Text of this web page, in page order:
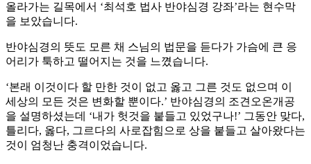
올라가는 길목에서 ‘최석호 법사 반야심경 강좌’라는 현수막
을 보았습니다.
반야심경의 뜻도 모른 채 스님의 법문을 듣다가 가슴에 큰 응
어리가 툭하고 떨어지는 것을 느꼈습니다.
‘본래 이것이다 할 만한 것이 없고 옳고 그른 것도 없으며 이
세상의 모든 것은 변화할 뿐이다.’ 반야심경의 조견오온개공
을 설명하셨는데 ‘내가 헛것을 붙들고 있었구나!’ 그동안 맞다,
틀리다, 옳다, 그르다의 사로잡힘으로 상을 붙들고 살아왔다는
것이 엄청난 충격이었습니다.